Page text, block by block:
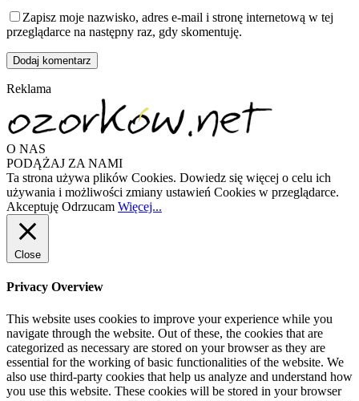
Zapisz moje nazwisko, adres e-mail i stronę internetową w tej
przeglądarce na następny raz, gdy skomentuję.
Reklama
O NAS
PODĄŻAJ ZA NAMI
Ta strona używa plików Cookies. Dowiedz się więcej o celu ich
używania i możliwości zmiany ustawień Cookies w przeglądarce.
Akceptuję Odrzucam Więcej...
Close
Privacy Overview
This website uses cookies to improve your experience while you
navigate through the website. Out of these, the cookies that are
categorized as necessary are stored on your browser as they are
essential for the working of basic functionalities of the website. We
also use third-party cookies that help us analyze and understand how
you use this website. These cookies will be stored in your browser